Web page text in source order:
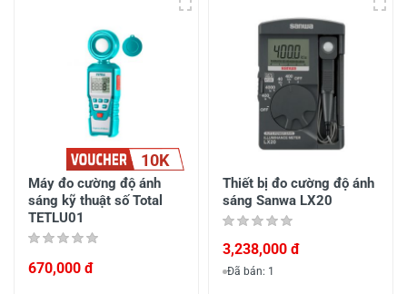
10K
Máy đo cường độ ánh
sáng kỹ thuật số Total
TETLU01
670,000 đ
Thiết bị đo cường độ ánh
sáng Sanwa LX20
3,238,000 đ
Đã bán: 1